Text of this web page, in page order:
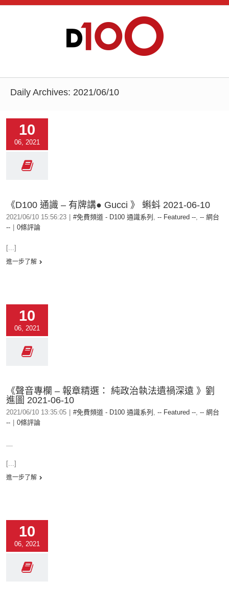
Daily Archives: 2021/06/10
10
06, 2021
《D100 通識 – 有牌講● Gucci 》 蝌蚪 2021-06-10
2021/06/10 15:56:23 #免費頻道 - D100 通識系列 , -- Featured --, -- 網台
--
0條評論
[...]
進一步了解
10
06, 2021
《聲音專欄 – 報章精選： 純政治執法遺禍深遠 》劉
進圖 2021-06-10
2021/06/10 13:35:05 #免費頻道 - D100 通識系列 , -- Featured --, -- 網台
--
0條評論
[...]
進一步了解
10
06, 2021